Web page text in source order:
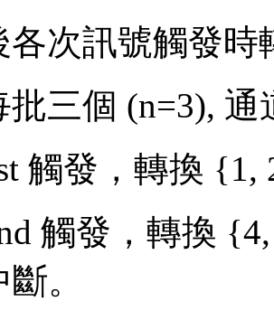
各次訊號觸發時
批三個 (n=3),
觸發，轉換 {1,
觸發，轉換
。